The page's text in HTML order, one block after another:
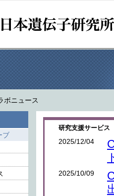
ボニュース
ブ
研究支援サービス
2025/12/04
2025/10/09